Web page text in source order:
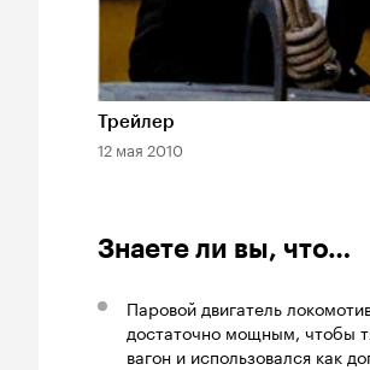
Длительность 3 мин
Трейлер
12 мая 2010
Знаете ли вы, что…
Паровой двигатель
достаточно мощным, чтобы
вагон и использовался как